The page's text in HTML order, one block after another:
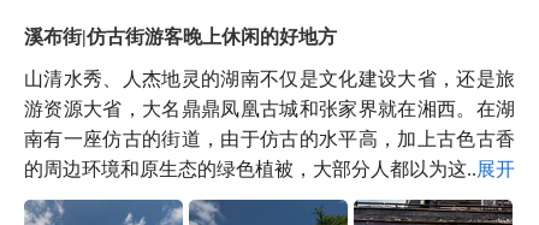
溪布街|仿古街游客晚上休闲的好地方
山清水秀、人杰地灵的湖南不仅是文化建设大省，还是旅
游资源大省，大名鼎鼎凤凰古城和张家界就在湘西。在湖
南有一座仿古的街道，由于仿古的水平高，加上古色古香
的周边环境和原生态的绿色植被，大部分人都以为这...展开